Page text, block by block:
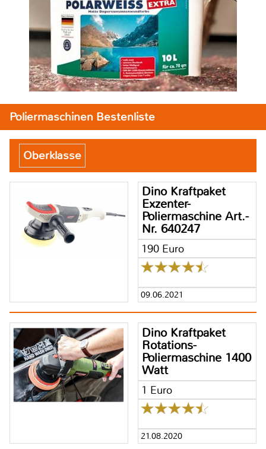
Poliermaschinen Bestenliste
Oberklasse
Dino Kraftpaket
Exzenter-
Poliermaschine Art.-
Nr. 640247
190 Euro
09.06.2021
Dino Kraftpaket
Rotations-
Poliermaschine 1400
Watt
1 Euro
21.08.2020